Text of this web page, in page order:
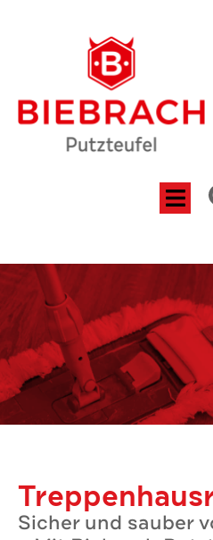
Sicher und sauber